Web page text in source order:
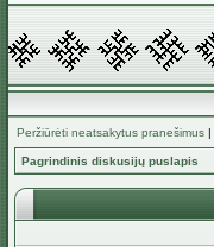
Peržiūrėti neatsakytus pranešimus |
Pagrindinis diskusijų puslapis